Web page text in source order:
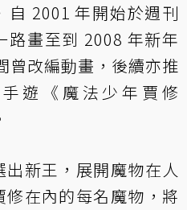
自 2001 年開始於週刊
路畫至到 2008 年新年
曾改編動畫，後續亦推
遊《魔法少年賈修
新王，展開魔物在人
在內的每名魔物，將